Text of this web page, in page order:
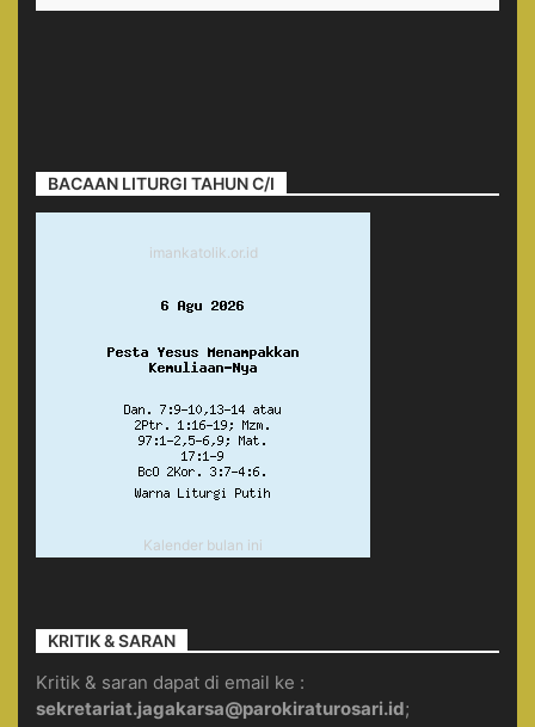
BACAAN LITURGI TAHUN C/I
imankatolik.or.id
Kalender bulan ini
KRITIK & SARAN
Kritik & saran dapat di email ke :
sekretariat.jagakarsa@parokiraturosari.id;